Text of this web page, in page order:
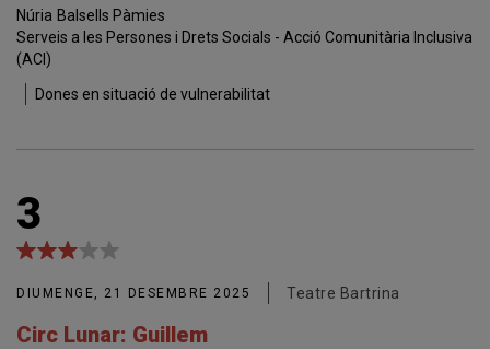
Núria Balsells Pàmies
Serveis a les Persones i Drets Socials - Acció Comunitària Inclusiva
(ACI)
Dones en situació de vulnerabilitat
3
DIUMENGE, 21 DESEMBRE 2025 Teatre Bartrina
Circ Lunar: Guillem